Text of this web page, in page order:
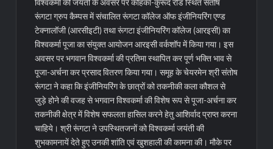
रूंगटा ग्रुप कैम्पस में संचालित रूंगटा कॉलेज ऑफ इंजीनियरिंग एण्ड
टेक्नालॉजी (आरसीइटी) तथा रूंगटा इंजीनियरिंग कॉलेज (आरइसी) का
विश्वकर्मा पूजा का संयुक्त आयोजन आरइसी वर्कशॉप में किया गया।इस
अवसर पर भगवान विश्वकर्मा की प्रतिमा स्थापित कर पूर्ण भक्ति भाव से
पूजा-अर्चना कर प्रसाद वितरण किया गया। समूह के चेयरमेन श्री संतोष
रूंगटा ने कहा कि इंजीनियरिंग के छात्रों को तकनीकी कला कौशल से
जुड़े होने की वजह से भगवान विश्वकर्मा की विशेष रूप से पूजा-अर्चना कर
तकनीकी क्षेत्र में विशेष सफलता हासिल करने हेतु आशिर्वाद प्राप्त करना
चाहिये। श्री रूंगटा ने उपस्थितजनों को विश्वकर्मा जयंती की
शुभकामनायें देते हुए उनकी शांति एवं खुशहाली की कामना की। मौके पर